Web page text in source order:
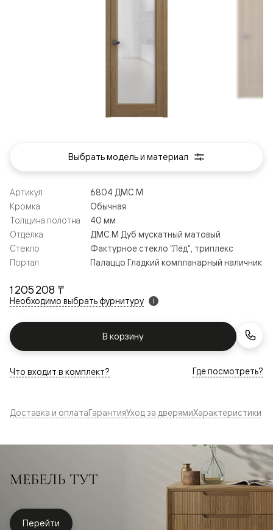
1 205 208 ₸
Необходимо выбрать фурнитуру i
В корзину
Артикул
6804 ДМС.М
Кромка
Обычная
Толщина полотна
40 мм
Отделка
ДМС.М Дуб мускатный матовый
Стекло
Фактурное стекло "Лёд", триплекс
Портал
Палаццо Гладкий компланарный наличник
Что входит в комплект? Где посмотреть?
Выбрать модель и материал
Доставка и оплатаГарантияУход за дверямиХарактеристики
МЕБЕЛЬ ТУТ
Перейти